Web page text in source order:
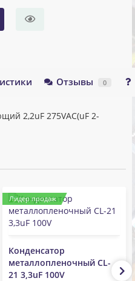
Отзывы 0
2,2uF 275VAC(uF 2-
Лидер продаж
Конденсатор
металлопленочный CL-
21 3,3uF 100V